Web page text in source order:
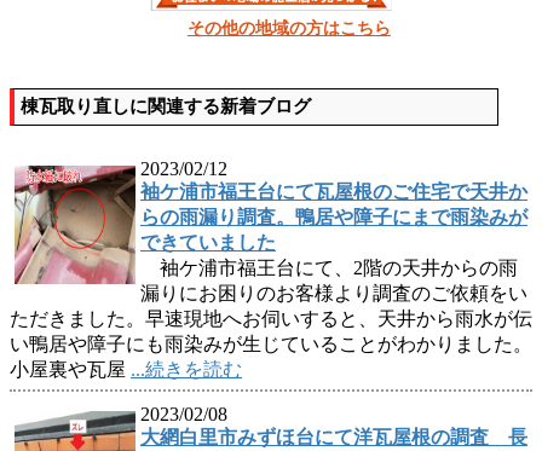
その他の地域の方はこちら
棟瓦取り直しに関連する新着ブログ
2023/02/12
袖ケ浦市福王台にて瓦屋根のご住宅で天井か
らの雨漏り調査。鴨居や障子にまで雨染みが
できていました
袖ケ浦市福王台にて、2階の天井からの雨
漏りにお困りのお客様より調査のご依頼をい
ただきました。早速現地へお伺いすると、天井から雨水が伝
い鴨居や障子にも雨染みが生じていることがわかりました。
小屋裏や瓦屋 ...続きを読む
2023/02/08
大網白里市みずほ台にて洋瓦屋根の調査 長